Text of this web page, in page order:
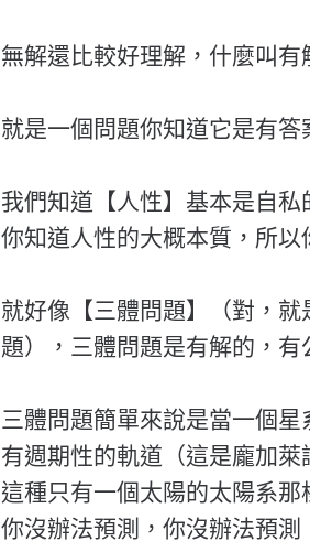
無解還比較好理解，什麼叫有
就是一個問題你知道它是有
我們知道【人性】基本是自
你知道人性的大概本質，所
就好像【三體問題】（對，
題），三體問題是有解的，
三體問題簡單來說是當一個
有週期性的軌道（這是龐加
這種只有一個太陽的太陽系
你沒辦法預測，你沒辦法預